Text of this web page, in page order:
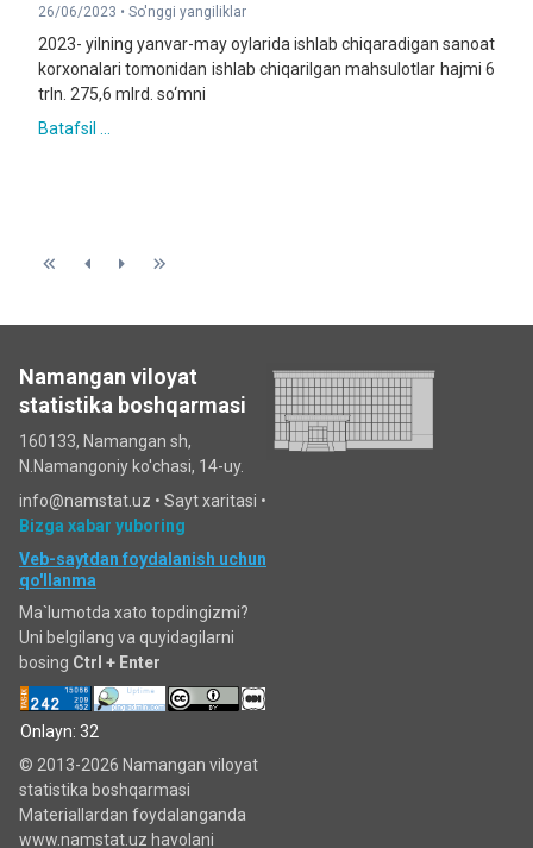
26/06/2023 • So'nggi yangiliklar
2023- yilning yanvar-may oylarida ishlab chiqaradigan sanoat
korxonalari tomonidan ishlab chiqarilgan mahsulotlar hajmi 6
trln. 275,6 mlrd. so‘mni
Batafsil ...
Namangan viloyat
statistika boshqarmasi
160133, Namangan sh,
N.Namangoniy ko'chasi, 14-uy.
info@namstat.uz • Sayt xaritasi •
Bizga xabar yuboring
Veb-saytdan foydalanish uchun
qo'llanma
Ma`lumotda xato topdingizmi?
Uni belgilang va quyidagilarni
bosing Ctrl + Enter
Onlayn: 32
© 2013-2026 Namangan viloyat
statistika boshqarmasi
Materiallardan foydalanganda
www.namstat.uz havolani